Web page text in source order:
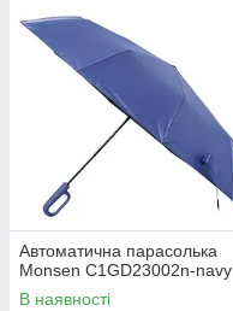
Автоматична парасолька
Monsen C1GD23002n-navy
В наявності